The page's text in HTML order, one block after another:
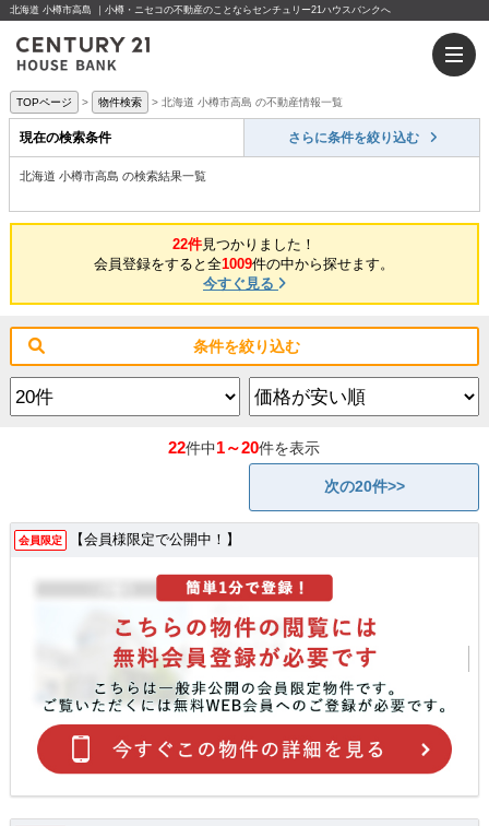
北海道 小樽市高島 ｜小樽・ニセコの不動産のことならセンチュリー21ハウスバンクへ
TOPページ 物件検索 北海道 小樽市高島 の不動産情報一覧
現在の検索条件 さらに条件を絞り込む
北海道 小樽市高島 の検索結果一覧
22件見つかりました！
会員登録をすると全1009件の中から探せます。
今すぐ見る
条件を絞り込む
22件中1～20件を表示
次の20件>>
会員限定 【会員様限定で公開中！】